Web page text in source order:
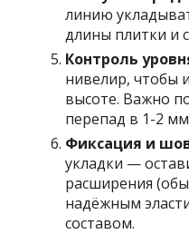
линию
длины плитки и
Контроль
нивелир, чтобы
высоте. Важно
перепад в 1-2
Фиксация и
укладки —
расширения
надёжным
составом.